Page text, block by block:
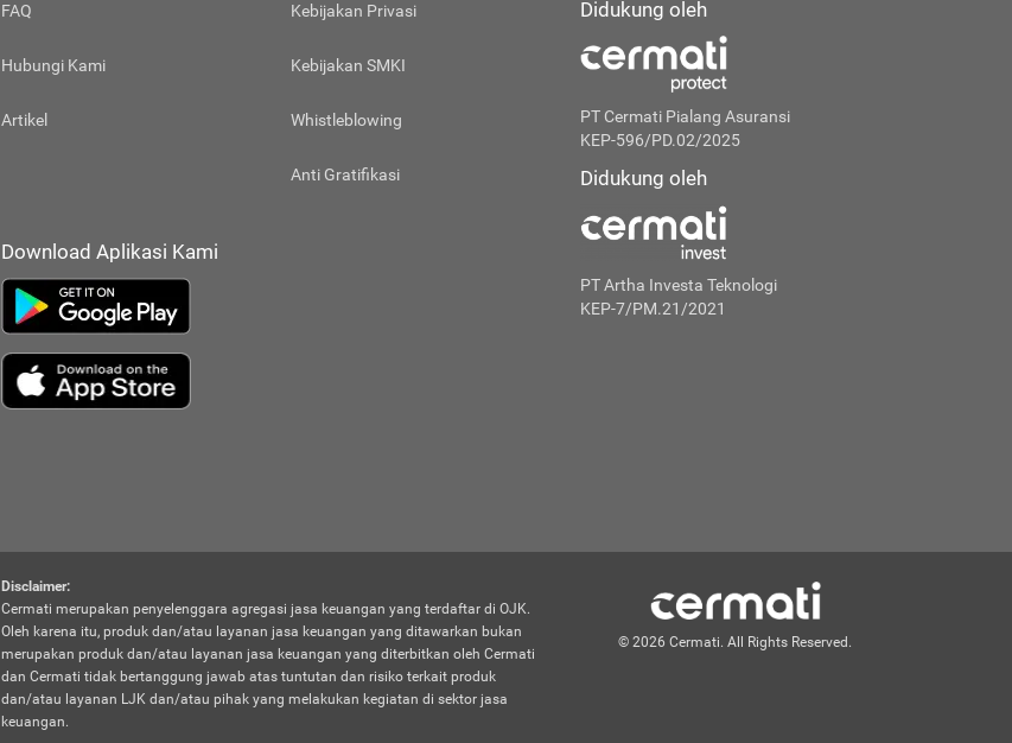
FAQ
Hubungi Kami
Artikel
Kebijakan Privasi
Kebijakan SMKI
Whistleblowing
Anti Gratifikasi
Download Aplikasi Kami
Didukung oleh
PT Cermati Pialang Asuransi
KEP-596/PD.02/2025
Didukung oleh
PT Artha Investa Teknologi
KEP-7/PM.21/2021
Disclaimer:
Cermati merupakan penyelenggara agregasi jasa keuangan yang terdaftar di OJK.
Oleh karena itu, produk dan/atau layanan jasa keuangan yang ditawarkan bukan
merupakan produk dan/atau layanan jasa keuangan yang diterbitkan oleh Cermati
dan Cermati tidak bertanggung jawab atas tuntutan dan risiko terkait produk
dan/atau layanan LJK dan/atau pihak yang melakukan kegiatan di sektor jasa
keuangan.
© 2026 Cermati. All Rights Reserved.